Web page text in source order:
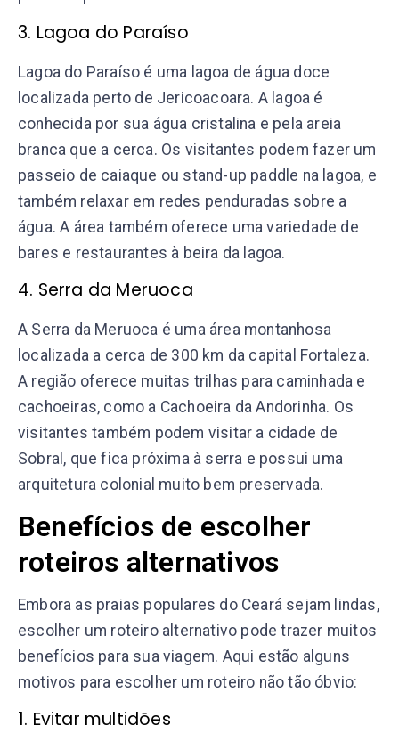
3. Lagoa do Paraíso
Lagoa do Paraíso é uma lagoa de água doce
localizada perto de Jericoacoara. A lagoa é
conhecida por sua água cristalina e pela areia
branca que a cerca. Os visitantes podem fazer um
passeio de caiaque ou stand-up paddle na lagoa, e
também relaxar em redes penduradas sobre a
água. A área também oferece uma variedade de
bares e restaurantes à beira da lagoa.
4. Serra da Meruoca
A Serra da Meruoca é uma área montanhosa
localizada a cerca de 300 km da capital Fortaleza.
A região oferece muitas trilhas para caminhada e
cachoeiras, como a Cachoeira da Andorinha. Os
visitantes também podem visitar a cidade de
Sobral, que fica próxima à serra e possui uma
arquitetura colonial muito bem preservada.
Benefícios de escolher
roteiros alternativos
Embora as praias populares do Ceará sejam lindas,
escolher um roteiro alternativo pode trazer muitos
benefícios para sua viagem. Aqui estão alguns
motivos para escolher um roteiro não tão óbvio:
1. Evitar multidões